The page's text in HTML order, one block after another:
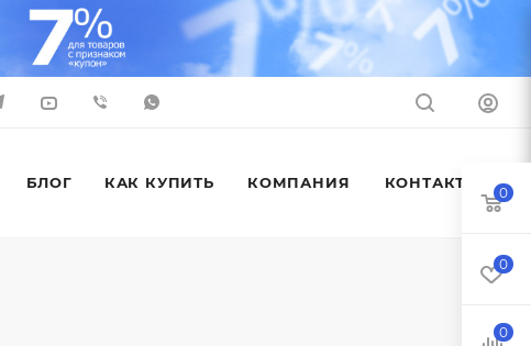
БЛОГ КАК КУПИТЬ КОМПАНИЯ КОНТАКТЫ
0
0
0